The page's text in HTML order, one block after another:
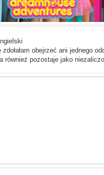
zdołałam obejrzeć ani jednego
również pozostaje jako